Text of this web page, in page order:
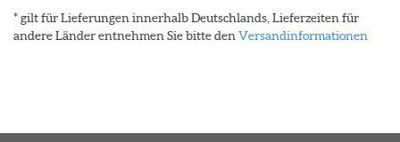
* gilt für Lieferungen innerhalb Deutschlands, Lieferzeiten für
andere Länder entnehmen Sie bitte den Versandinformationen